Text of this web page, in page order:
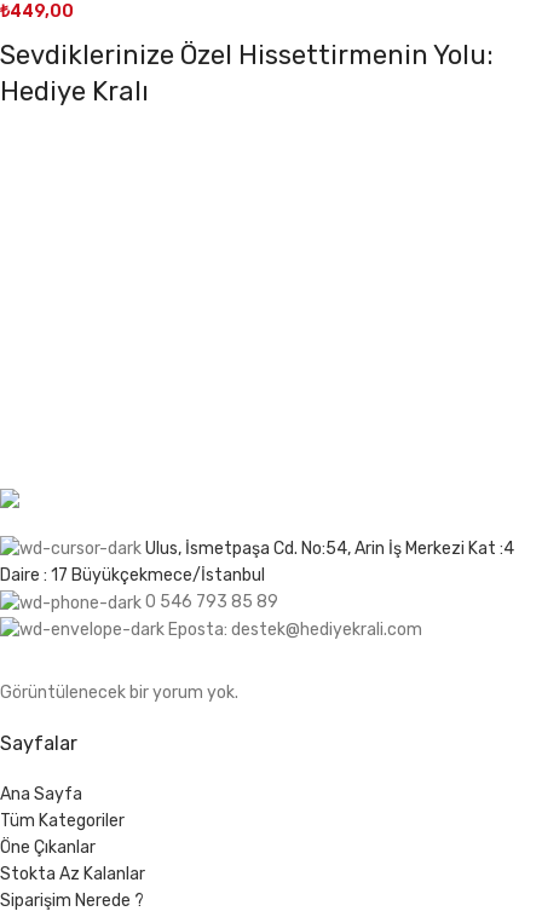
₺449,00
Sevdiklerinize Özel Hissettirmenin Yolu:
Hediye Kralı
Ulus, İsmetpaşa Cd. No:54, Arin İş Merkezi Kat :4
Daire : 17 Büyükçekmece/İstanbul
0 546 793 85 89
Eposta: destek@hediyekrali.com
Görüntülenecek bir yorum yok.
Sayfalar
Ana Sayfa
Tüm Kategoriler
Öne Çıkanlar
Stokta Az Kalanlar
Siparişim Nerede ?